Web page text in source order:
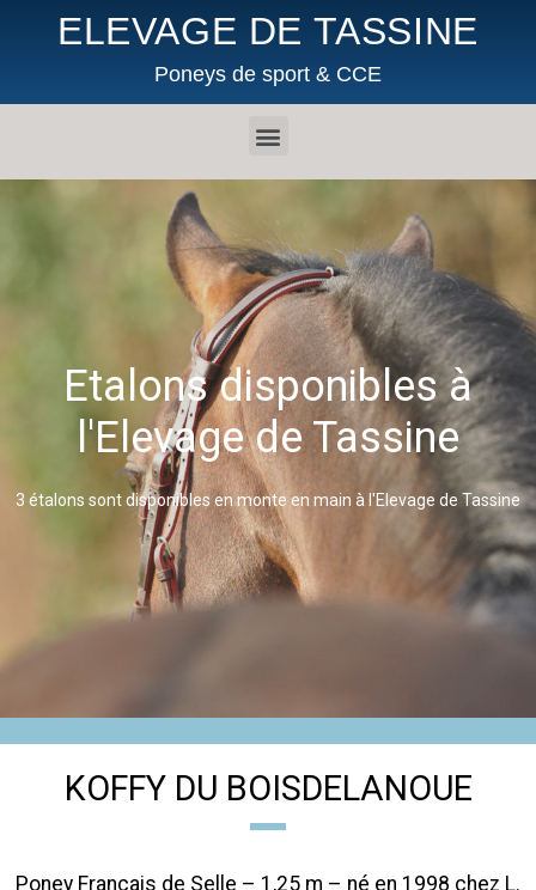
ELEVAGE DE TASSINE
Poneys de sport & CCE
Etalons disponibles à
l'Elevage de Tassine
3 étalons sont disponibles en monte en main à l'Elevage de Tassine
KOFFY DU BOISDELANOUE
Poney Français de Selle – 1,25 m – né en 1998 chez L.